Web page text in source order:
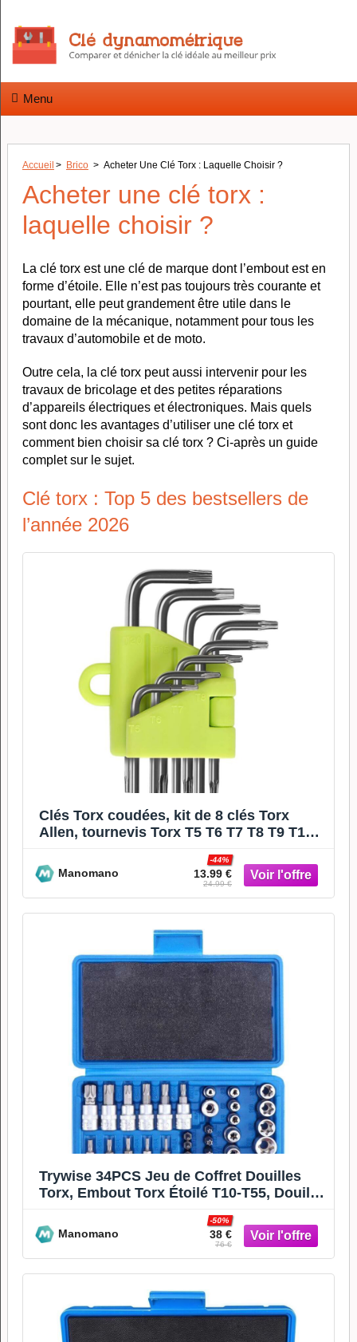
Menu
Accueil > Brico > Acheter Une Clé Torx : Laquelle Choisir ?
Acheter une clé torx :
laquelle choisir ?
La clé torx est une clé de marque dont l’embout est en
forme d’étoile. Elle n’est pas toujours très courante et
pourtant, elle peut grandement être utile dans le
domaine de la mécanique, notamment pour tous les
travaux d’automobile et de moto.
Outre cela, la clé torx peut aussi intervenir pour les
travaux de bricolage et des petites réparations
d’appareils électriques et électroniques. Mais quels
sont donc les avantages d’utiliser une clé torx et
comment bien choisir sa clé torx ? Ci-après un guide
complet sur le sujet.
Clé torx : Top 5 des bestsellers de
l’année 2026
Clés Torx coudées, kit de 8 clés Torx
Allen, tournevis Torx T5 T6 T7 T8 T9 T10
Manomano 13.99 €
-44%
24.99 €
Trywise 34PCS Jeu de Coffret Douilles
Torx, Embout Torx Étoilé T10-T55, Douille
Manomano 38 €
-50%
76 €